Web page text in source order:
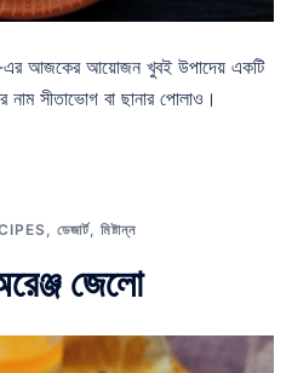
এর আজকের আয়োজন খুবই উপাদেয় একটি
নাম সীতাভোগ বা ছানার পোলাও।
, ডেজার্ট, মিষ্টান্ন
জেলো